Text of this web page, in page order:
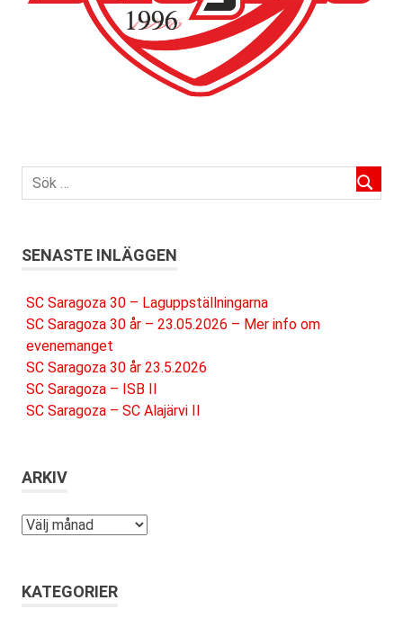
SENASTE INLÄGGEN
SC Saragoza 30 – Laguppställningarna
SC Saragoza 30 år – 23.05.2026 – Mer info om
evenemanget
SC Saragoza 30 år 23.5.2026
SC Saragoza – ISB II
SC Saragoza – SC Alajärvi II
ARKIV
Arkiv
KATEGORIER